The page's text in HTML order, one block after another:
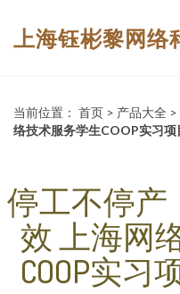
上海钰彬黎网络
当前位置： 首页 > 产品大全 >
络技术服务学生COOP实习项
停工不停产
效 上海网
COOP实